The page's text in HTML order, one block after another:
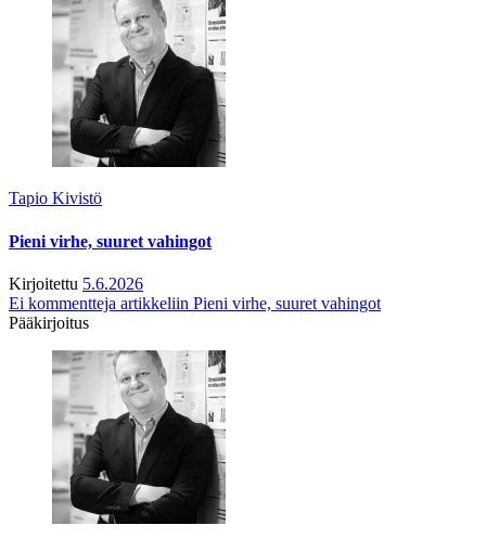
Tapio Kivistö
Pieni virhe, suuret vahingot
Kirjoitettu 5.6.2026
Ei kommentteja artikkeliin Pieni virhe, suuret vahingot
Pääkirjoitus